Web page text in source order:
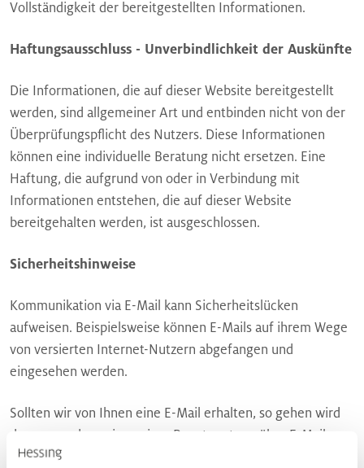
Vollständigkeit der bereitgestellten Informationen.
Haftungsausschluss - Unverbindlichkeit der Auskünfte
Die Informationen, die auf dieser Website bereitgestellt
werden, sind allgemeiner Art und entbinden nicht von der
Überprüfungspflicht des Nutzers. Diese Informationen
können eine individuelle Beratung nicht ersetzen. Eine
Haftung, die aufgrund von oder in Verbindung mit
Informationen entstehen, die auf dieser Website
bereitgehalten werden, ist ausgeschlossen.
Sicherheitshinweise
Kommunikation via E-Mail kann Sicherheitslücken
aufweisen. Beispielsweise können E-Mails auf ihrem Wege
von versierten Internet-Nutzern abgefangen und
eingesehen werden.
Sollten wir von Ihnen eine E-Mail erhalten, so gehen wird
davon aus, dass wir zu einer Beantwortung über E-Mail
berechtigt sind. Ansonsten müssen wir Sie ausdrücklich auf